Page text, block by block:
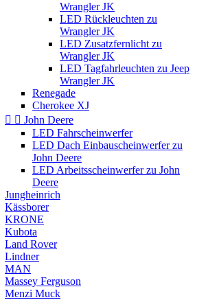
Wrangler JK
LED Rückleuchten zu
Wrangler JK
LED Zusatzfernlicht zu
Wrangler JK
LED Tagfahrleuchten zu Jeep
Wrangler JK
Renegade
Cherokee XJ
  John Deere
LED Fahrscheinwerfer
LED Dach Einbauscheinwerfer zu
John Deere
LED Arbeitsscheinwerfer zu John
Deere
Jungheinrich
Kässborer
KRONE
Kubota
Land Rover
Lindner
MAN
Massey Ferguson
Menzi Muck